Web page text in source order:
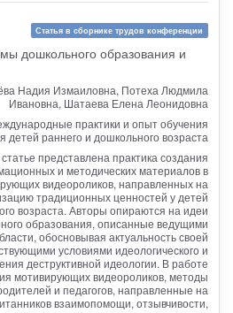
Статья в сборнике трудов конференции
дошкольного образования и
Надия Измаиловна, Потеха Людмила
Ивановна, Шатаева Елена Леонидовна
практики и опыт обучения
детей раннего и дошкольного возраста
представлена практика создания
и методических материалов в
видеороликов, направленных на
традиционных ценностей у детей
возраста. Авторы опираются на идеи
образования, описанные ведущими
обосновывая актуальность своей
условиями идеологического и
деструктивной идеологии. В работе
мотивирующих видеороликов, методы
и педагогов, направленные на
взаимопомощи, отзывчивости,